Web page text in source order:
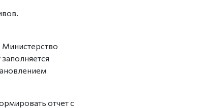
Министерство
отчет с